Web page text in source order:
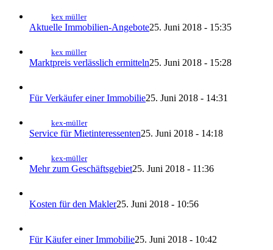
kex müller
Aktuelle Immobilien-Angebote25. Juni 2018 - 15:35
kex müller
Marktpreis verlässlich ermitteln25. Juni 2018 - 15:28
Für Verkäufer einer Immobilie25. Juni 2018 - 14:31
kex-müller
Service für Mietinteressenten25. Juni 2018 - 14:18
kex-müller
Mehr zum Geschäftsgebiet25. Juni 2018 - 11:36
Kosten für den Makler25. Juni 2018 - 10:56
Für Käufer einer Immobilie25. Juni 2018 - 10:42